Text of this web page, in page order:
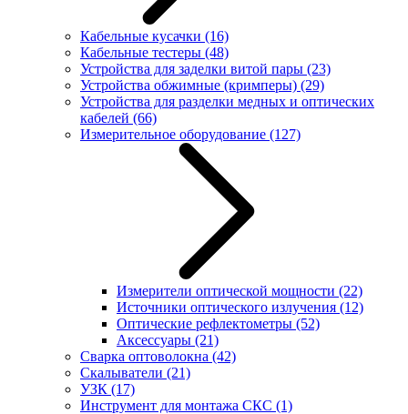
Кабельные кусачки (16)
Кабельные тестеры (48)
Устройства для заделки витой пары (23)
Устройства обжимные (кримперы) (29)
Устройства для разделки медных и оптических
кабелей (66)
Измерительное оборудование (127)
Измерители оптической мощности (22)
Источники оптического излучения (12)
Оптические рефлектометры (52)
Аксессуары (21)
Сварка оптоволокна (42)
Скалыватели (21)
УЗК (17)
Инструмент для монтажа СКС (1)